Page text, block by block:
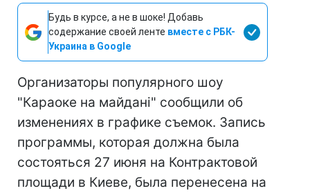
Будь в курсе, а не в шоке! Добавь
содержание своей ленте вместе с РБК-
Украина в Google
Организаторы популярного шоу
"Караоке на майдані" сообщили об
изменениях в графике съемок. Запись
программы, которая должна была
состояться 27 июня на Контрактовой
площади в Киеве, была перенесена на